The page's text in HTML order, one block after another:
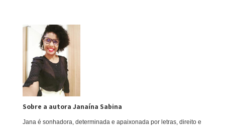
Sobre a autora Janaína Sabina
Jana é sonhadora, determinada e apaixonada por letras, direito e